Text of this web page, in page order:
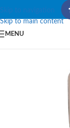
Skip to navigation
Skip to main content
MENU